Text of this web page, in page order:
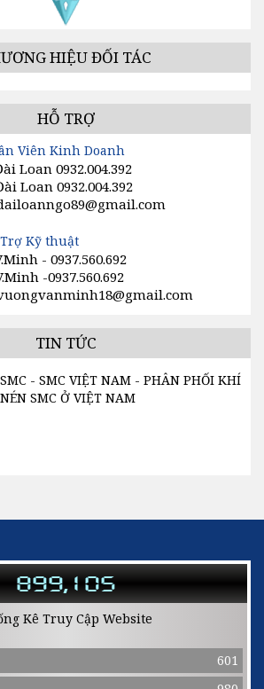
ĐỊNH HƯỚNG SMC
CHỈNH ÁP SUẤT SMC
ÁP / BỘ KÍCH ÁP SMC
VAN TIẾT LƯU SMC
HƠI, ĐỒNG HỒ KHÍ SMC
VAN ĐIỆN TỪ SMC
MÁY SẤY KHÍ SMC
HIỆU ĐỐI TÁC
HỖ TRỢ
Viên Kinh Doanh
Loan 0932.004.392
Loan 0932.004.392
Kỹ thuật
- 0937.560.692
-0937.560.692
TIN TỨC
SMC - SMC VIỆT NAM - PHÂN PHỐI KHÍ
NÉN SMC Ở VIỆT NAM
899,105
Kê Truy Cập Website
601